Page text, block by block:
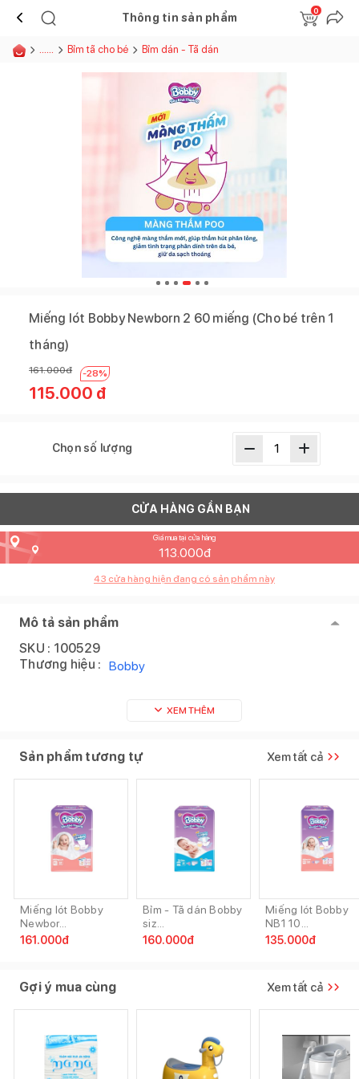
Thông tin sản phẩm
0
...... Bỉm tã cho bé Bỉm dán - Tã dán
Miếng lót Bobby Newborn 2 60 miếng (Cho bé trên 1
tháng)
161.000đ -28%
115.000 đ
Chọn số lượng
CỬA HÀNG GẦN BẠN
Giá mua tại cửa hàng
113.000đ
43 cửa hàng hiện đang có sản phẩm này
Mô tả sản phẩm
SKU : 100529
Thương hiệu : Bobby
XEM THÊM
Sản phẩm tương tự Xem tất cả
Miếng lót Bobby
Newbor...
161.000đ
Bỉm - Tã dán Bobby
siz...
160.000đ
Miếng lót Bobby
NB1 10...
135.000đ
Gợi ý mua cùng Xem tất cả